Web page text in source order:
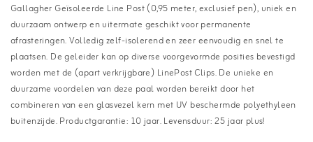
Gallagher Geïsoleerde Line Post (0,95 meter, exclusief pen), uniek en
duurzaam ontwerp en uitermate geschikt voor permanente
afrasteringen. Volledig zelf-isolerend en zeer eenvoudig en snel te
plaatsen. De geleider kan op diverse voorgevormde posities bevestigd
worden met de (apart verkrijgbare) LinePost Clips. De unieke en
duurzame voordelen van deze paal worden bereikt door het
combineren van een glasvezel kern met UV beschermde polyethyleen
buitenzijde. Productgarantie: 10 jaar. Levensduur: 25 jaar plus!